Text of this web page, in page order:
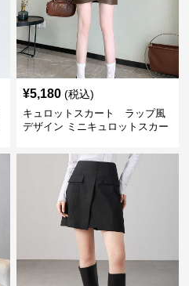
¥5,180 (税込)
キュロットスカート ラップ風
デザイン ミニキュロットスカー